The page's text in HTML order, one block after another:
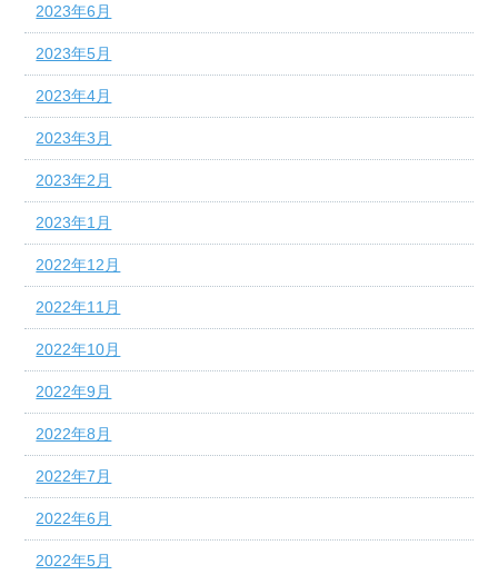
2023年6月
2023年5月
2023年4月
2023年3月
2023年2月
2023年1月
2022年12月
2022年11月
2022年10月
2022年9月
2022年8月
2022年7月
2022年6月
2022年5月